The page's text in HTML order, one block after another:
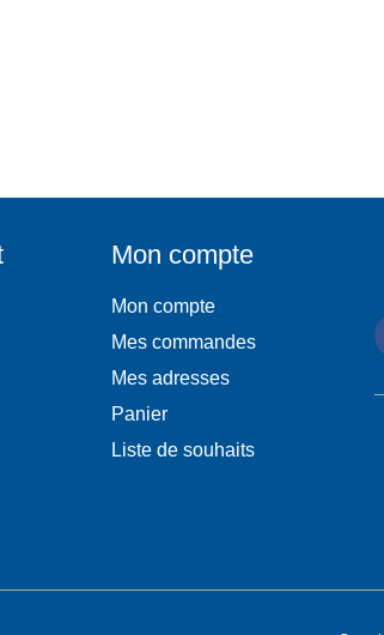
Mon compte
Mon compte
Mes commandes
Mes adresses
Panier
Liste de souhaits